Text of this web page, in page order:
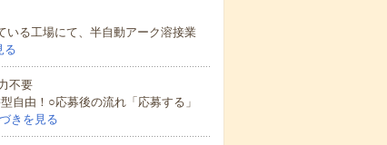
る工場にて、半自動アーク溶接業
る
不要
自由！○応募後の流れ「応募する」
きを見る